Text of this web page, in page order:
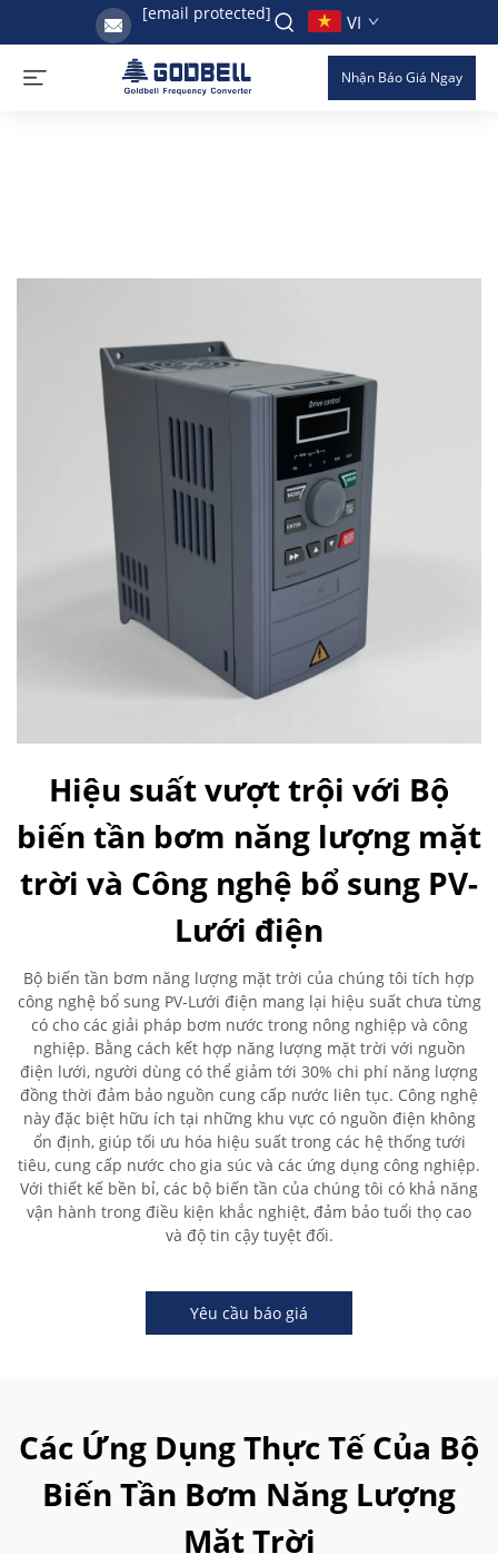
[email protected] VI
Nhận Báo Giá Ngay
Hiệu suất vượt trội với Bộ
biến tần bơm năng lượng mặt
trời và Công nghệ bổ sung PV-
Lưới điện
Bộ biến tần bơm năng lượng mặt trời của chúng tôi tích hợp
công nghệ bổ sung PV-Lưới điện mang lại hiệu suất chưa từng
có cho các giải pháp bơm nước trong nông nghiệp và công
nghiệp. Bằng cách kết hợp năng lượng mặt trời với nguồn
điện lưới, người dùng có thể giảm tới 30% chi phí năng lượng
đồng thời đảm bảo nguồn cung cấp nước liên tục. Công nghệ
này đặc biệt hữu ích tại những khu vực có nguồn điện không
ổn định, giúp tối ưu hóa hiệu suất trong các hệ thống tưới
tiêu, cung cấp nước cho gia súc và các ứng dụng công nghiệp.
Với thiết kế bền bỉ, các bộ biến tần của chúng tôi có khả năng
vận hành trong điều kiện khắc nghiệt, đảm bảo tuổi thọ cao
và độ tin cậy tuyệt đối.
Yêu cầu báo giá
Các Ứng Dụng Thực Tế Của Bộ
Biến Tần Bơm Năng Lượng
Mặt Trời